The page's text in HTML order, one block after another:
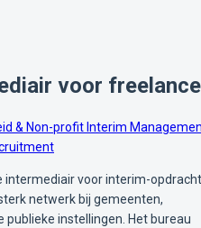
voor
& Non-profit Interim
intermediair voor interim-
netwerk bij gemeenten,
instellingen. Het bureau